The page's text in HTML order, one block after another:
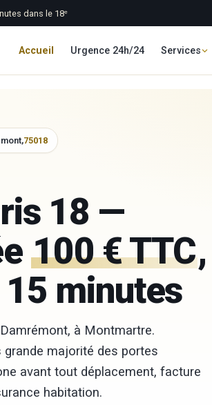
dans le 18ᵉ
Accueil Urgence 24h/24 Services
75018
18 —
100 € TTC,
minutes
à Montmartre.
majorité des portes
avant tout déplacement, facture
habitation.